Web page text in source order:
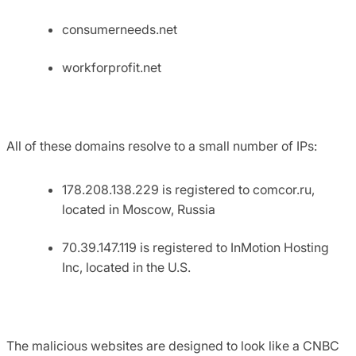
consumerneeds.net
workforprofit.net
All of these domains resolve to a small number of IPs:
178.208.138.229 is registered to comcor.ru,
located in Moscow, Russia
70.39.147.119 is registered to InMotion Hosting
Inc, located in the U.S.
The malicious websites are designed to look like a CNBC